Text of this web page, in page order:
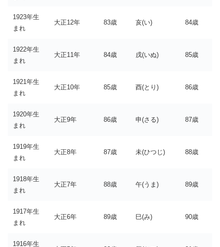
1923年生
まれ
大正12年 83歳 亥(い) 84歳
1922年生
まれ
大正11年 84歳 戌(いぬ) 85歳
1921年生
まれ
大正10年 85歳 酉(とり) 86歳
1920年生
まれ
大正9年 86歳 申(さる) 87歳
1919年生
まれ
大正8年 87歳 未(ひつじ) 88歳
1918年生
まれ
大正7年 88歳 午(うま) 89歳
1917年生
まれ
大正6年 89歳 巳(み) 90歳
1916年生